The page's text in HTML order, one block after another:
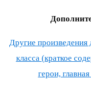
Другие произведения
класса (краткое
герои,